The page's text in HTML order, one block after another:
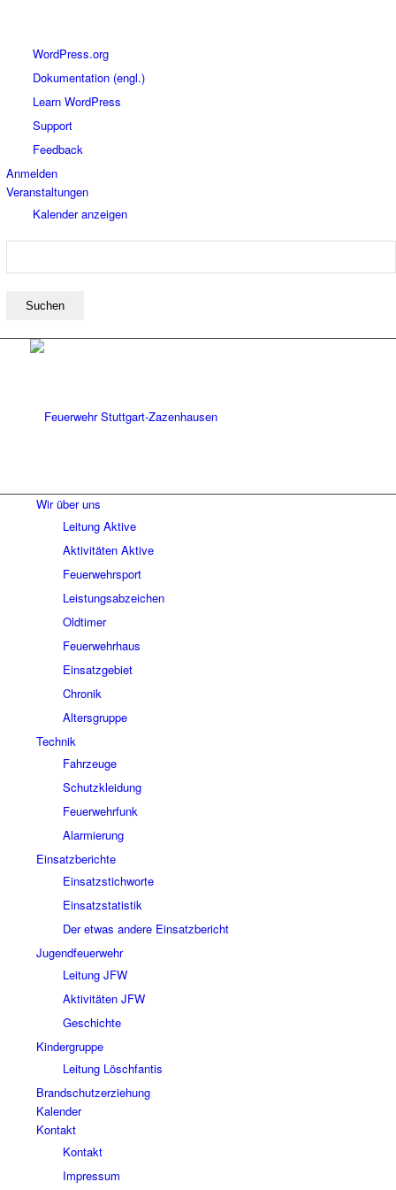
WordPress
WordPress.org
Dokumentation (engl.)
Learn WordPress
Support
Feedback
Anmelden
Veranstaltungen
Kalender anzeigen
Suchen
Wir über uns
Leitung Aktive
Aktivitäten Aktive
Feuerwehrsport
Leistungsabzeichen
Oldtimer
Feuerwehrhaus
Einsatzgebiet
Chronik
Altersgruppe
Technik
Fahrzeuge
Schutzkleidung
Feuerwehrfunk
Alarmierung
Einsatzberichte
Einsatzstichworte
Einsatzstatistik
Der etwas andere Einsatzbericht
Jugendfeuerwehr
Leitung JFW
Aktivitäten JFW
Geschichte
Kindergruppe
Leitung Löschfantis
Brandschutzerziehung
Kalender
Kontakt
Kontakt
Impressum